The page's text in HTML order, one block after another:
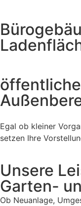
Egal ob kleiner
setzen Ihre
Unsere
Garten-
Ob Neuanlage,